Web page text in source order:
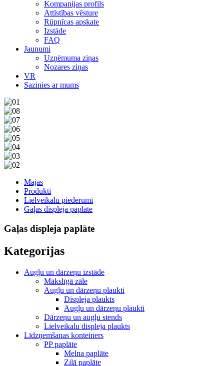
Kompanijas profils
Attīstības vēsture
Rūpnīcas apskate
Izstāde
FAQ
Jaunumi
Uzņēmuma ziņas
Nozares ziņas
VR
Sazinies ar mums
Mājas
Produkti
Lielveikalu piederumi
Gaļas displeja paplāte
Gaļas displeja paplāte
Kategorijas
Augļu un dārzeņu izstāde
Mākslīgā zāle
Augļu un dārzeņu plaukti
Displeja plaukts
Augļu un dārzeņu plaukti
Dārzeņu un augļu stends
Lielveikalu displeja plaukts
Līdzņemšanas konteiners
PP paplāte
Melna paplāte
Zilā paplāte